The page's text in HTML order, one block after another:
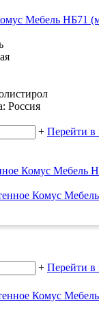
Мебель НБ71
Россия
+ Перейти в
Комус Мебель
+ Перейти в